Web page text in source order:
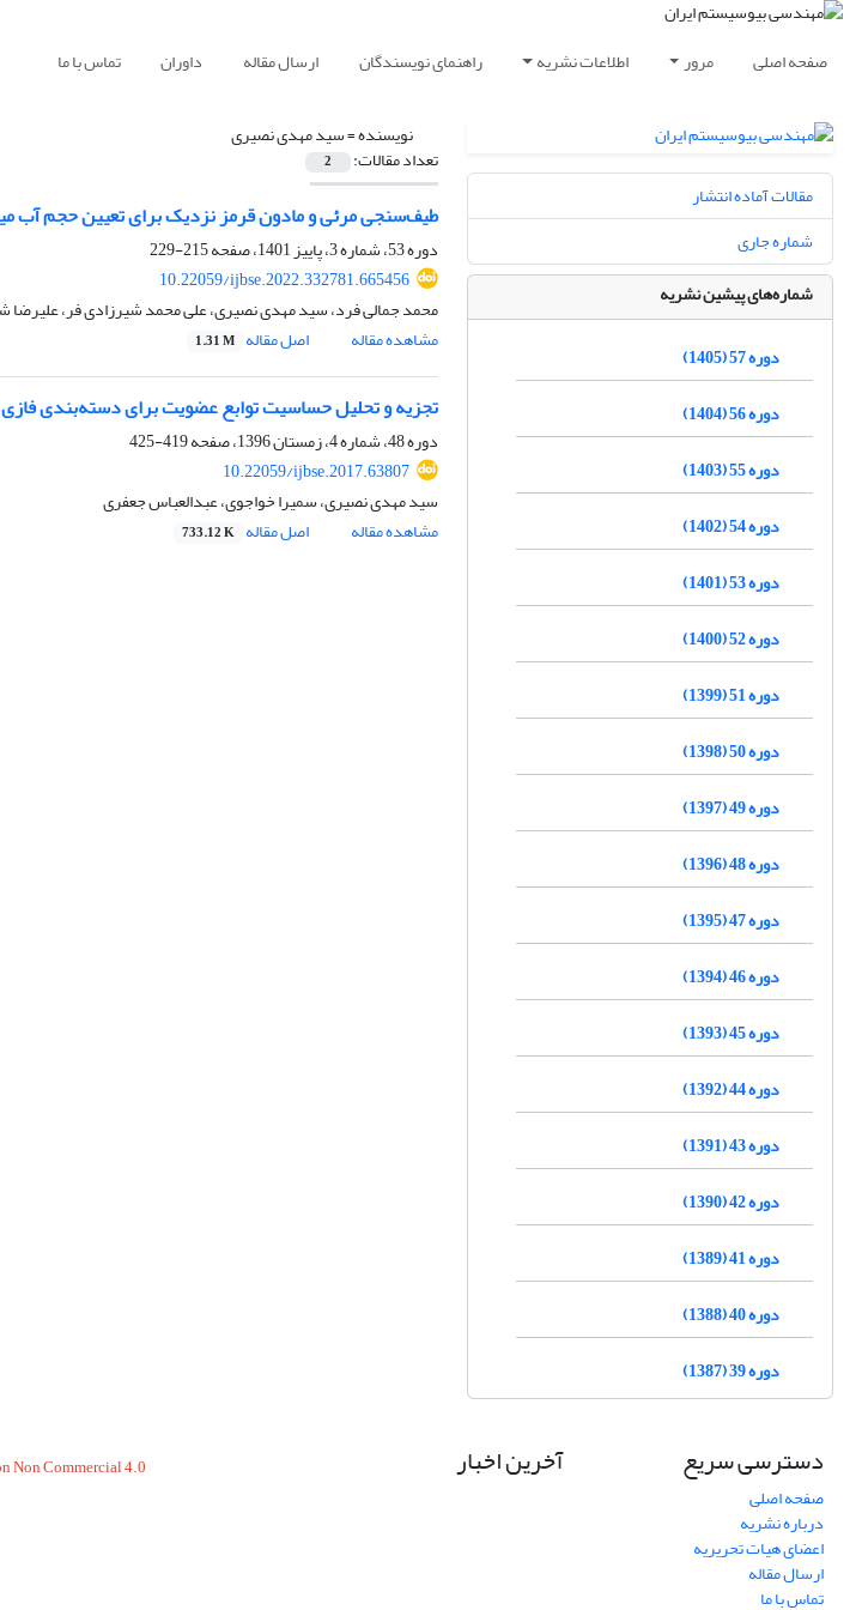
صفحه اصلی مرور اطلاعات نشریه راهنمای نویسندگان ارسال مقاله داوران تماس با ما
نویسنده =سید مهدی نصیری
تعداد مقالات: 2
طیف‌سنجی مرئی و مادون قرمز نزدیک برای تعیین حجم آب
دوره 53، شماره 3، پاییز 1401، صفحه
215-229
10.22059/ijbse.2022.332781.665456
محمد جمالی فرد، سید مهدی نصیری، علی محمد شیرزادی فر، علیرضا
مشاهده مقاله
اصل مقاله 1.31 M
تجزیه و تحلیل حساسیت توابع عضویت برای دسته‌بندی
دوره 48، شماره 4، زمستان 1396، صفحه
419-425
10.22059/ijbse.2017.63807
سید مهدی نصیری، سمیرا خواجوی، عبدالعباس جعفری
مشاهده مقاله
اصل مقاله 733.12 K
مقالات آماده انتشار
شماره جاری
شماره‌های پیشین نشریه
دوره 57 (1405)
دوره 56 (1404)
دوره 55 (1403)
دوره 54 (1402)
دوره 53 (1401)
دوره 52 (1400)
دوره 51 (1399)
دوره 50 (1398)
دوره 49 (1397)
دوره 48 (1396)
دوره 47 (1395)
دوره 46 (1394)
دوره 45 (1393)
دوره 44 (1392)
دوره 43 (1391)
دوره 42 (1390)
دوره 41 (1389)
دوره 40 (1388)
دوره 39 (1387)
دسترسی سریع
صفحه اصلی
درباره نشریه
اعضای هیات تحریریه
ارسال مقاله
تماس با ما
آخرین اخبار
Non Commercial 4.0